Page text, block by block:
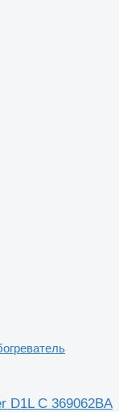
D1L C 369062BA